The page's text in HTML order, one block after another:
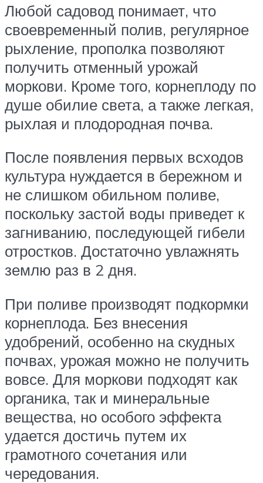
Любой садовод понимает, что
своевременный полив, регулярное
рыхление, прополка позволяют
получить отменный урожай
моркови. Кроме того, корнеплоду по
душе обилие света, а также легкая,
рыхлая и плодородная почва.
После появления первых всходов
культура нуждается в бережном и
не слишком обильном поливе,
поскольку застой воды приведет к
загниванию, последующей гибели
отростков. Достаточно увлажнять
землю раз в 2 дня.
При поливе производят подкормки
корнеплода. Без внесения
удобрений, особенно на скудных
почвах, урожая можно не получить
вовсе. Для моркови подходят как
органика, так и минеральные
вещества, но особого эффекта
удается достичь путем их
грамотного сочетания или
чередования.